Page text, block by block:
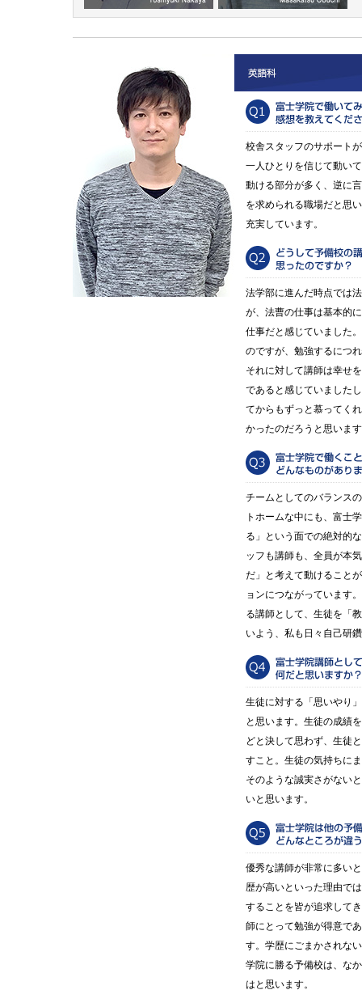
校舎スタッフのサポート
一人ひとりを信じて動い
動ける部分が多く、逆に
を求められる職場だと思
充実しています。
法学部に進んだ時点では
が、法曹の仕事は基本的
仕事だと感じていました
のですが、勉強するにつ
それに対して講師は幸せ
であると感じていました
てからもずっと慕ってく
かったのだろうと思いま
チームとしてのバランス
トホームな中にも、富士
る」という面での絶対的
ッフも講師も、全員が本
だ」と考えて動けること
ョンにつながっています
る講師として、生徒を「
いよう、私も日々自己研
生徒に対する「思いやり
と思います。生徒の成績
どと決して思わず、生徒
すこと。生徒の気持ちに
そのような誠実さがない
いと思います。
優秀な講師が非常に多い
歴が高いといった理由で
することを皆が追求して
師にとって勉強が得意で
す。学歴にごまかされな
学院に勝る予備校は、な
はと思います。